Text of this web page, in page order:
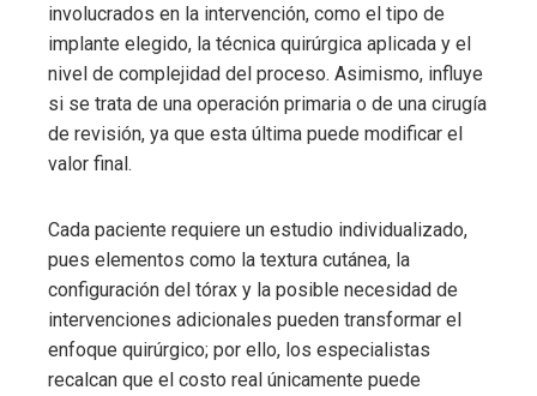
involucrados en la intervención, como el tipo de
implante elegido, la técnica quirúrgica aplicada y el
nivel de complejidad del proceso. Asimismo, influye
si se trata de una operación primaria o de una cirugía
de revisión, ya que esta última puede modificar el
valor final.
Cada paciente requiere un estudio individualizado,
pues elementos como la textura cutánea, la
configuración del tórax y la posible necesidad de
intervenciones adicionales pueden transformar el
enfoque quirúrgico; por ello, los especialistas
recalcan que el costo real únicamente puede